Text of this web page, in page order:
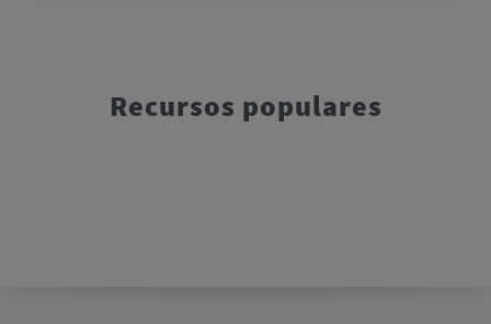
Recursos populares